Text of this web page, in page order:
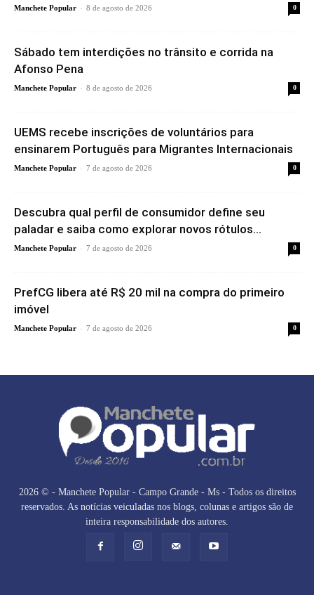
Manchete Popular - 8 de agosto de 2026 0
Sábado tem interdições no trânsito e corrida na
Afonso Pena
Manchete Popular - 8 de agosto de 2026 0
UEMS recebe inscrições de voluntários para
ensinarem Português para Migrantes Internacionais
Manchete Popular - 7 de agosto de 2026 0
Descubra qual perfil de consumidor define seu
paladar e saiba como explorar novos rótulos...
Manchete Popular - 7 de agosto de 2026 0
PrefCG libera até R$ 20 mil na compra do primeiro
imóvel
Manchete Popular - 7 de agosto de 2026 0
2026 © - Manchete Popular - Campo Grande - Ms - Todos os direitos
reservados. As notícias veiculadas nos blogs, colunas e artigos são de
inteira responsabilidade dos autores.